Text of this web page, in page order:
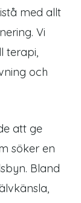
med allt
Vi
terapi,
och
att ge
söker en
Bland